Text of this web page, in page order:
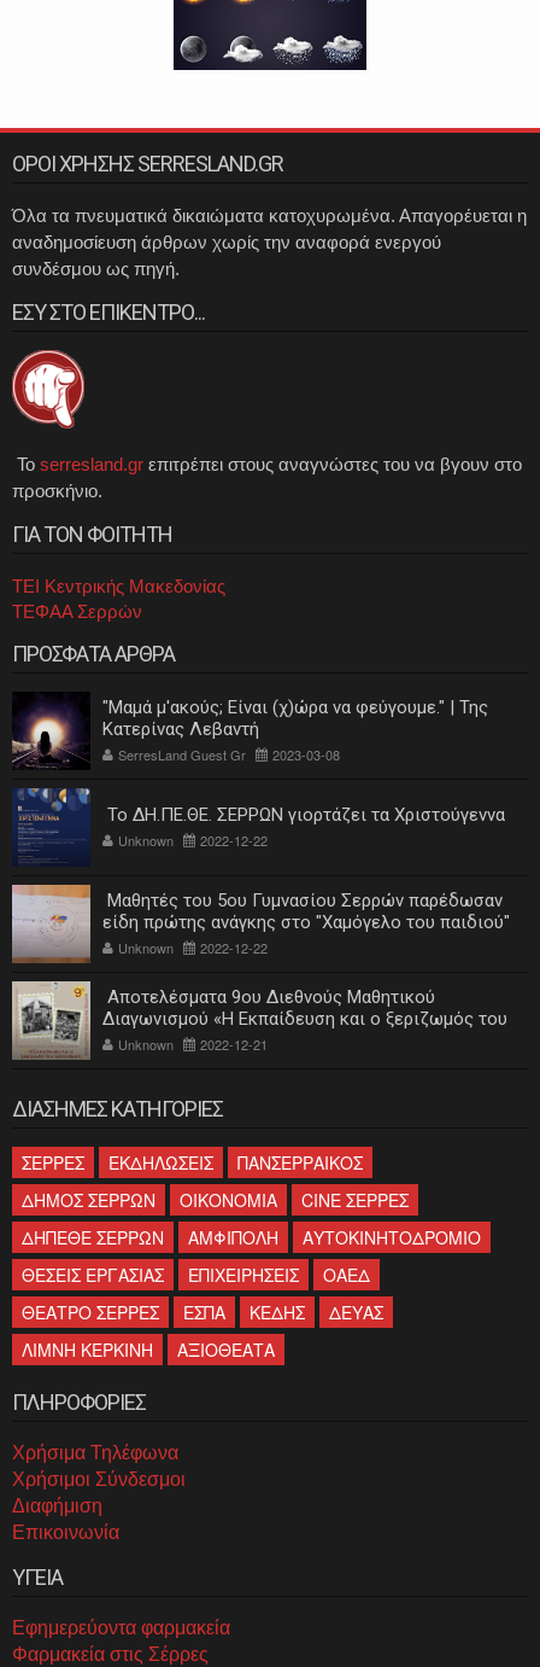
ΟΡΟΙ ΧΡΗΣΗΣ SERRESLAND.GR
Όλα τα πνευματικά δικαιώματα κατοχυρωμένα. Απαγορέυεται η
αναδημοσίευση άρθρων χωρίς την αναφορά ενεργού
συνδέσμου ως πηγή.
ΕΣΥ ΣΤΟ ΕΠΙΚΕΝΤΡΟ...
Το serresland.gr επιτρέπει στους αναγνώστες του να βγουν στο
προσκήνιο.
ΓΙΑ ΤΟΝ ΦΟΙΤΗΤΗ
ΤΕΙ Κεντρικής Μακεδονίας
ΤΕΦΑΑ Σερρών
ΠΡΟΣΦΑΤΑ ΑΡΘΡΑ
"Μαμά μ'ακούς; Είναι (χ)ώρα να φεύγουμε." | Της
Κατερίνας Λεβαντή
SerresLand Guest Gr 2023-03-08
Το ΔΗ.ΠΕ.ΘΕ. ΣΕΡΡΩΝ γιορτάζει τα Χριστούγεννα
Unknown 2022-12-22
Μαθητές του 5ου Γυμνασίου Σερρών παρέδωσαν
είδη πρώτης ανάγκης στο "Χαμόγελο του παιδιού"
Unknown 2022-12-22
Αποτελέσματα 9ου Διεθνούς Μαθητικού
Διαγωνισμού «Η Εκπαίδευση και ο ξεριζωμός του
ελληνισμού»
Unknown 2022-12-21
ΔΙΑΣΗΜΕΣ ΚΑΤΗΓΟΡΙΕΣ
ΣΕΡΡΕΣ ΕΚΔΗΛΩΣΕΙΣ
ΠΑΝΣΕΡΡΑΙΚΟΣ
ΔΗΜΟΣ ΣΕΡΡΩΝ
ΟΙΚΟΝΟΜΙΑ
CINE ΣΕΡΡΕΣ
ΔΗΠΕΘΕ ΣΕΡΡΩΝ
ΑΜΦΙΠΟΛΗ
ΑΥΤΟΚΙΝΗΤΟΔΡΟΜΙΟ
ΘΕΣΕΙΣ ΕΡΓΑΣΙΑΣ
ΕΠΙΧΕΙΡΗΣΕΙΣ
ΟΑΕΔ
ΘΕΑΤΡΟ ΣΕΡΡΕΣ
ΕΣΠΑ ΚΕΔΗΣ
ΔΕΥΑΣ
ΛΙΜΝΗ ΚΕΡΚΙΝΗ
ΑΞΙΟΘΕΑΤΑ
ΠΛΗΡΟΦΟΡΙΕΣ
Χρήσιμα Τηλέφωνα
Χρήσιμοι Σύνδεσμοι
Διαφήμιση
Επικοινωνία
ΥΓΕΙΑ
Εφημερεύοντα φαρμακεία
Φαρμακεία στις Σέρρες